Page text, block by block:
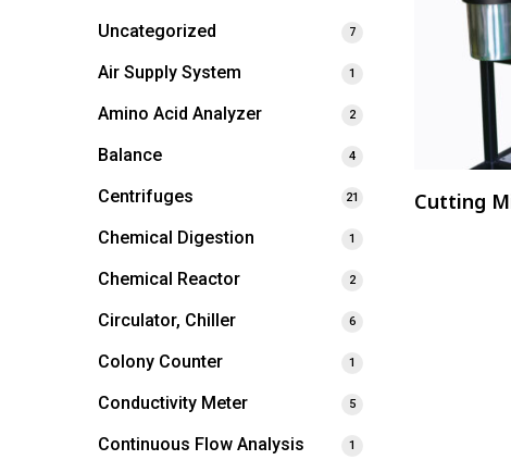
Uncategorized 7
Air Supply System 1
Amino Acid Analyzer 2
Balance 4
Centrifuges 21
Chemical Digestion 1
Chemical Reactor 2
Circulator, Chiller 6
Colony Counter 1
Conductivity Meter 5
Continuous Flow Analysis 1
Cutting